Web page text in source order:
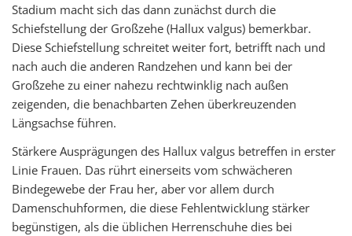
Stadium macht sich das dann zunächst durch die
Schiefstellung der Großzehe (Hallux valgus) bemerkbar.
Diese Schiefstellung schreitet weiter fort, betrifft nach und
nach auch die anderen Randzehen und kann bei der
Großzehe zu einer nahezu rechtwinklig nach außen
zeigenden, die benachbarten Zehen überkreuzenden
Längsachse führen.
Stärkere Ausprägungen des Hallux valgus betreffen in erster
Linie Frauen. Das rührt einerseits vom schwächeren
Bindegewebe der Frau her, aber vor allem durch
Damenschuhformen, die diese Fehlentwicklung stärker
begünstigen, als die üblichen Herrenschuhe dies bei